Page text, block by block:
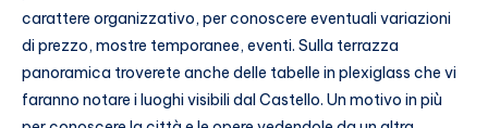
carattere organizzativo, per conoscere eventuali variazioni
di prezzo, mostre temporanee, eventi. Sulla terrazza
panoramica troverete anche delle tabelle in plexiglass che vi
faranno notare i luoghi visibili dal Castello. Un motivo in più